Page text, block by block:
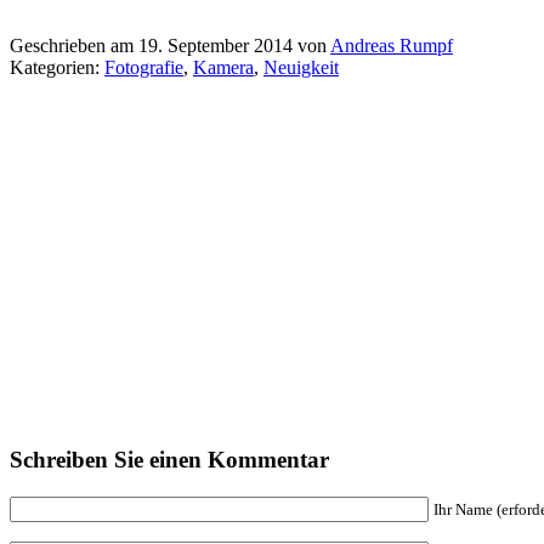
Geschrieben am 19. September 2014 von Andreas Rumpf
Kategorien: Fotografie, Kamera, Neuigkeit
Schreiben Sie einen Kommentar
Ihr Name